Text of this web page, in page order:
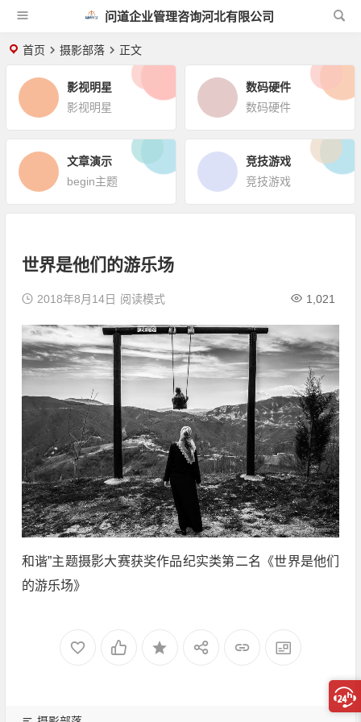
问道企业管理咨询河北有限公司
首页 摄影部落 正文
影视明星
影视明星
数码硬件
数码硬件
文章演示
begin主题
竞技游戏
竞技游戏
世界是他们的游乐场
2018年8月14日 1,021
阅读模式
和谐”主题摄影大赛获奖作品纪实类第二名《世界是他们
的游乐场》